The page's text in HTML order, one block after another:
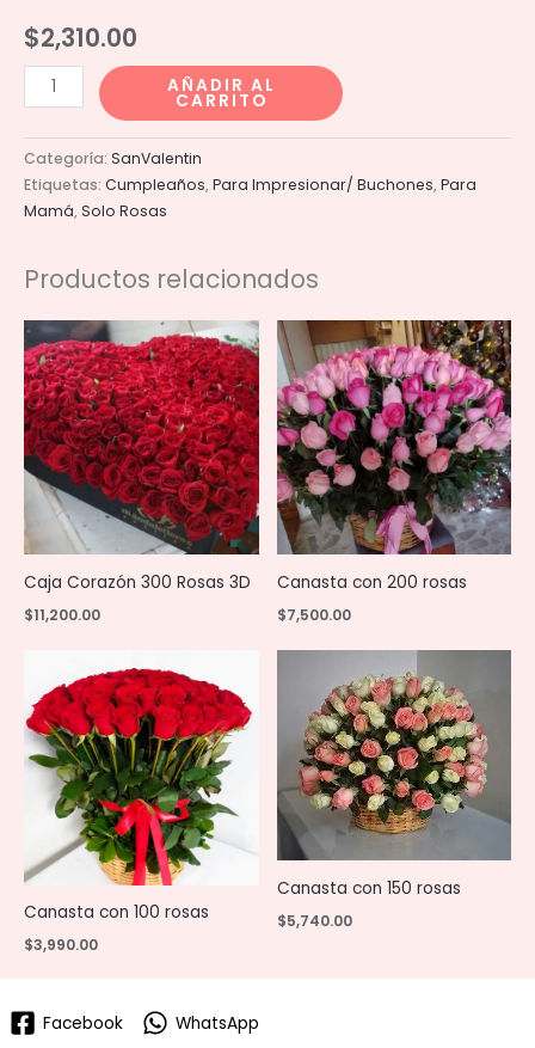
$2,310.00
Media
esfera
con
50
rosas
cantidad
AÑADIR AL
CARRITO
Categoría: SanValentin
Etiquetas: Cumpleaños,Para Impresionar/ Buchones,Para
Mamá,Solo Rosas
Productos relacionados
Caja Corazón 300 Rosas 3D
$11,200.00
Canasta con 200 rosas
$7,500.00
Canasta con 100 rosas
$3,990.00
Canasta con 150 rosas
$5,740.00
Facebook WhatsApp